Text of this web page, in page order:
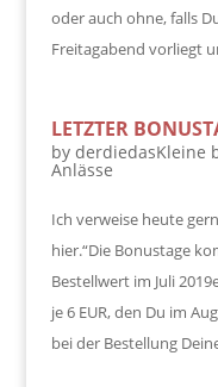
oder auch ohne, falls
Freitagabend vorliegt
LETZTER
by derdiedasKleine
Anlässe
Ich verweise heute
hier.“Die Bonustage
Bestellwert im Juli
je 6 EUR, den Du im
bei der Bestellung